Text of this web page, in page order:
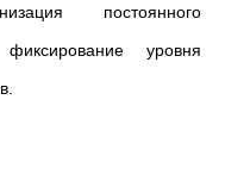
постоянного
уровня